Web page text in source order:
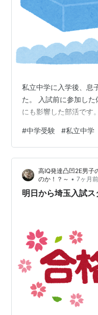
私立中学に入学後、息
た。 入試前に参加し
にも影響した部活です。
#中学受験 #私立中学
高IQ発達凸凹2E男子
のか！？～ • 7ヶ月前
明日から埼玉入試ス